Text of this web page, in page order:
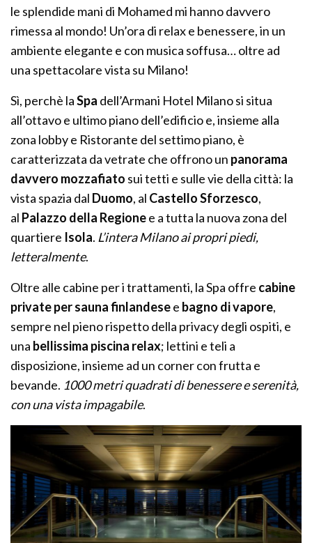
le splendide mani di Mohamed mi hanno davvero
rimessa al mondo! Un’ora di relax e benessere, in un
ambiente elegante e con musica soffusa… oltre ad
una spettacolare vista su Milano!
Sì, perchè laSpa dell’Armani Hotel Milano si situa
all’ottavo e ultimo piano dell’edificio e, insieme alla
zona lobby e Ristorante del settimo piano, è
caratterizzata da vetrate che offrono un panorama
davvero mozzafiato sui tetti e sulle vie della città: la
vista spazia dal Duomo, al Castello Sforzesco,
al Palazzo della Regionee a tutta la nuova zona del
quartiere Isola. L’intera Milano ai propri piedi,
letteralmente.
Oltre alle cabine per i trattamenti, la Spa offre cabine
private per sauna finlandesee bagno di vapore,
sempre nel pieno rispetto della privacy degli ospiti, e
una bellissima piscina relax; lettini e teli a
disposizione, insieme ad un corner con frutta e
bevande. 1000 metri quadrati di benessere e serenità,
con una vista impagabile.